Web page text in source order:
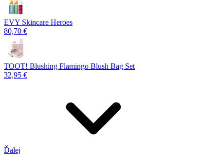
EVY Skincare Heroes
80,70 €
TOOT! Blushing Flamingo Blush Bag Set
32,95 €
Ďalej